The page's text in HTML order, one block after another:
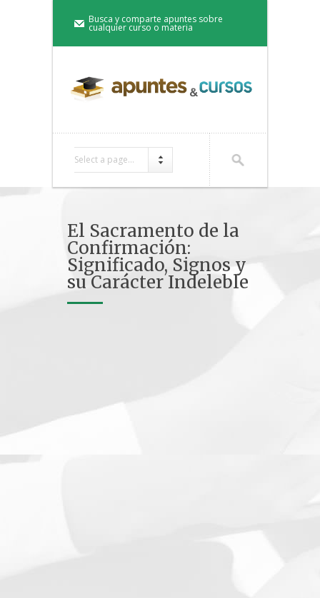
Busca y comparte apuntes sobre
cualquier curso o materia
Select a page...
El Sacramento de la
Confirmación:
Significado, Signos y
su Carácter Indeleble